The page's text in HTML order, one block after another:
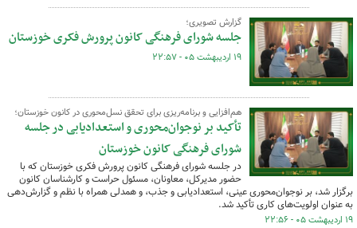
گزارش تصویری؛
جلسه شورای فرهنگی کانون پرورش فکری خوزستان
۱۹ اردیبهشت ۰۵ - ۲۲:۵۷
هم‌افزایی و برنامه‌ریزی برای تحقق نسل‌محوری در کانون خوزستان؛
تأکید بر نوجوان‌محوری و استعدادیابی در جلسه
شورای فرهنگی کانون خوزستان
در جلسه شورای فرهنگی کانون پرورش فکری خوزستان که با
حضور مدیرکل، معاونان، مسئول حراست و کارشناسان کانون
برگزار شد، بر نوجوان‌محوری عینی، استعدادیابی و جذب، و همدلی همراه با نظم و گزارش‌دهی
به عنوان اولویت‌های کاری تأکید شد.
۱۹ اردیبهشت ۰۵ - ۲۲:۵۶